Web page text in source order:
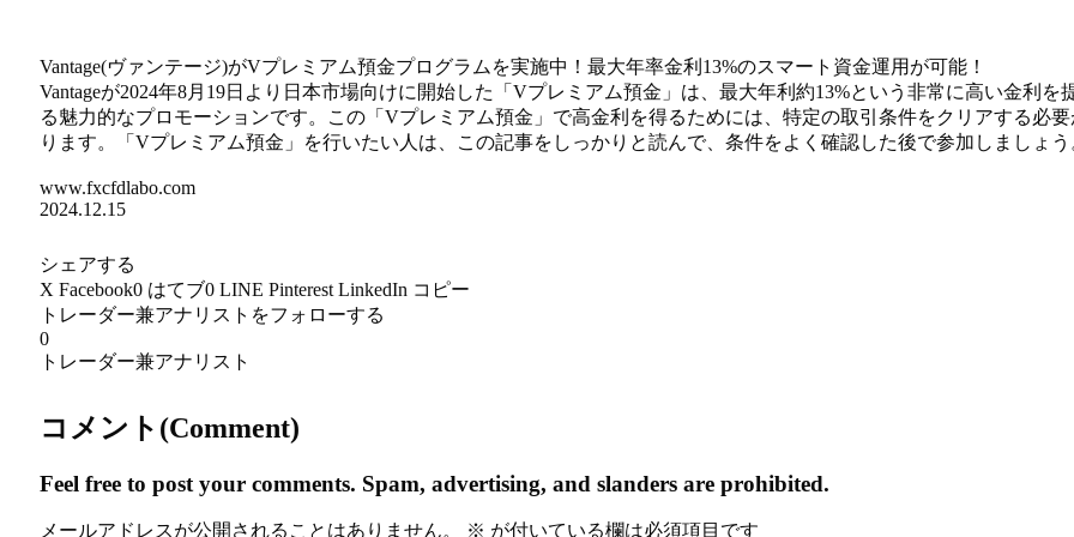
Vantage(ヴァンテージ)がVプレミアム預金プログラムを実施中！最大年率金利13%のスマート資金運用が可能！
Vantageが2024年8月19日より日本市場向けに開始した「Vプレミアム預金」は、最大年利約13%という非常に高い金利を
る魅力的なプロモーションです。この「Vプレミアム預金」で高金利を得るためには、特定の取引条件をクリアする必要
ります。「Vプレミアム預金」を行いたい人は、この記事をしっかりと読んで、条件をよく確認した後で参加しましょう
www.fxcfdlabo.com
2024.12.15
シェアする
X Facebook0 はてブ0 LINE Pinterest LinkedIn コピー
トレーダー兼アナリストをフォローする
0
トレーダー兼アナリスト
コメント(Comment)
Feel free to post your comments. Spam, advertising, and slanders are prohibited.
メールアドレスが公開されることはありません。 ※ が付いている欄は必須項目です